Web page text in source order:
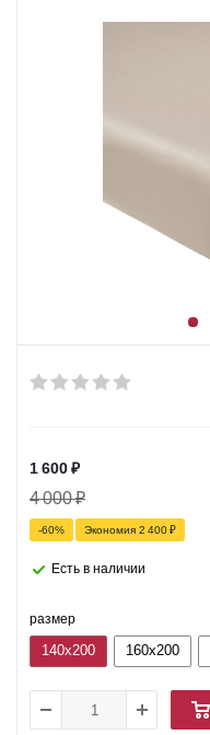
1 600₽
4 000₽
-60% Экономия 2 400₽
Есть в наличии
размер
140x200 160x200